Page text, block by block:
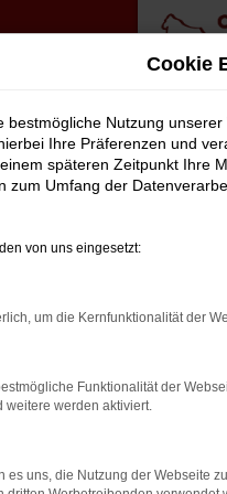
Top
MOBIL IN
werden
wir in unserer
zudem davon,
perfekt eingefahren.
Cookie
bestmögliche Nutzung
Ihre Präferenzen und
späteren Zeitpunkt Ihre
zum Umfang der
von uns eingesetzt:
um die Kernfunktionalität der
Funktionalität der
weitere werden aktiviert.
es uns, die Nutzung der Webseite